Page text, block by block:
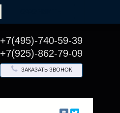
+7(495)-740-59-39
+7(925)-862-79-09
ЗАКАЗАТЬ ЗВОНОК